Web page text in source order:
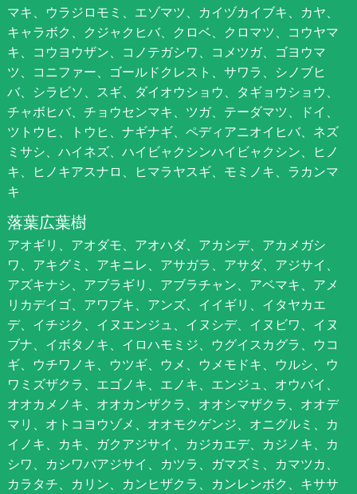
マキ、ウラジロモミ、エゾマツ、カイヅカイブキ、カヤ、
キャラボク、クジャクヒバ、クロベ、クロマツ、コウヤマ
キ、コウヨウザン、コノテガシワ、コメツガ、ゴヨウマ
ツ、コニファー、ゴールドクレスト、サワラ、シノブヒ
バ、シラビソ、スギ、ダイオウショウ、タギョウショウ、
チャボヒバ、チョウセンマキ、ツガ、テーダマツ、ドイ、
ツトウヒ、トウヒ、ナギナギ、ペディアニオイヒバ、ネズ
ミサシ、ハイネズ、ハイビャクシンハイビャクシン、ヒノ
キ、ヒノキアスナロ、ヒマラヤスギ、モミノキ、ラカンマ
キ
落葉広葉樹
アオギリ、アオダモ、アオハダ、アカシデ、アカメガシ
ワ、アキグミ、アキニレ、アサガラ、アサダ、アジサイ、
アズキナシ、アブラギリ、アブラチャン、アベマキ、アメ
リカデイゴ、アワブキ、アンズ、イイギリ、イタヤカエ
デ、イチジク、イヌエンジュ、イヌシデ、イヌビワ、イヌ
ブナ、イボタノキ、イロハモミジ、ウグイスカグラ、ウコ
ギ、ウチワノキ、ウツギ、ウメ、ウメモドキ、ウルシ、ウ
ワミズザクラ、エゴノキ、エノキ、エンジュ、オウバイ、
オオカメノキ、オオカンザクラ、オオシマザクラ、オオデ
マリ、オトコヨウゾメ、オオモクゲンジ、オニグルミ、カ
イノキ、カキ、ガクアジサイ、カジカエデ、カジノキ、カ
シワ、カシワバアジサイ、カツラ、ガマズミ、カマツカ、
カラタチ、カリン、カンヒザクラ、カンレンボク、キササ